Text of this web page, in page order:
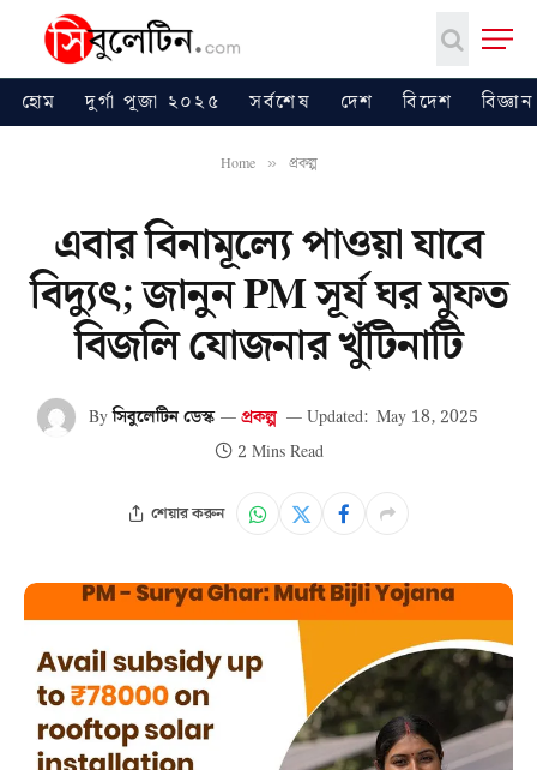
হোম দুর্গা পূজা ২০২৫ সর্বশেষ দেশ বিদেশ
Home » প্রকল্প
এবার বিনামূল্যে পাওয়া যাবে
বিদ্যুৎ; জানুন PM সূর্য ঘর মুফত
বিজলি যোজনার খুঁটিনাটি
Byসিবুলেটিন ডেস্ক প্রকল্প Updated: May 18, 2025
2 Mins Read
শেয়ার করুন